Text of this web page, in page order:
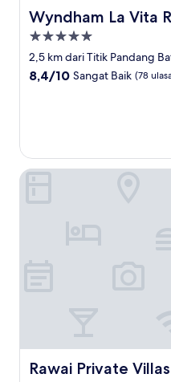
Wyndham La Vita
Wyndham La Vita Rawai
Properti
bintang
5.0
2,5 km dari Titik Pandang
8.4
ulasan)
8,4/10 Sangat Baik (78
Rawai Private
Rawai Private Villas -
Rawai Private Villas - Pool